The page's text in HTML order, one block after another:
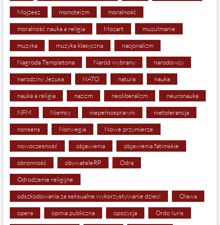
Mojżesz monoteizm moralność
moralność nauka a religia Mozart muzułmanie
muzyka muzyka klasyczna nacjonalizm
Nagroda Templetona Naród wybrany narodowcy
narodziny Jezusa NATO natura nauka
nauka a religia nazizm neoliberalizm neuronauka
NFM Niemcy niepełnosprawni nietolerancja
nonsens Norwegia Nowe przymierze
nowoczesność objawienia objawienia fatimskie
obronność obywateleRP Odra
Odrodzenie religijne
odszkodowania za seksualne wykorzystywanie dzieci Oława
opera opinia publiczna opozycja Ordo Iuris